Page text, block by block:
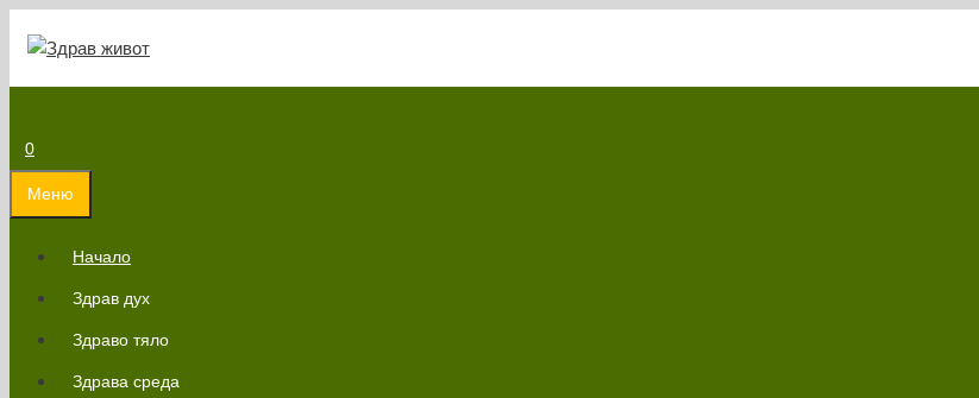
съдържанието
0
Меню
Начало
Здрав дух
Здраво тяло
Здрава среда